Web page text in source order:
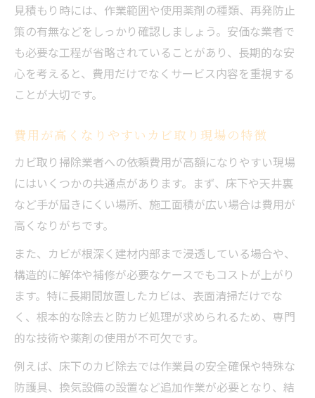
見積もり時には、作業範囲や使用薬剤の種類、再発防止
策の有無などをしっかり確認しましょう。安価な業者で
も必要な工程が省略されていることがあり、長期的な安
心を考えると、費用だけでなくサービス内容を重視する
ことが大切です。
費用が高くなりやすいカビ取り現場の特徴
カビ取り掃除業者への依頼費用が高額になりやすい現場
にはいくつかの共通点があります。まず、床下や天井裏
など手が届きにくい場所、施工面積が広い場合は費用が
高くなりがちです。
また、カビが根深く建材内部まで浸透している場合や、
構造的に解体や補修が必要なケースでもコストが上がり
ます。特に長期間放置したカビは、表面清掃だけでな
く、根本的な除去と防カビ処理が求められるため、専門
的な技術や薬剤の使用が不可欠です。
例えば、床下のカビ除去では作業員の安全確保や特殊な
防護具、換気設備の設置など追加作業が必要となり、結